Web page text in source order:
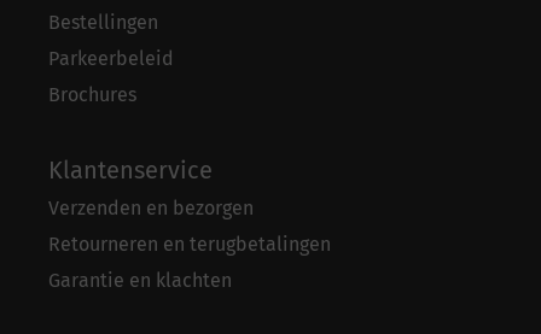
Bestellingen
Parkeerbeleid
Brochures
Klantenservice
Verzenden en bezorgen
Retourneren en terugbetalingen
Garantie en klachten